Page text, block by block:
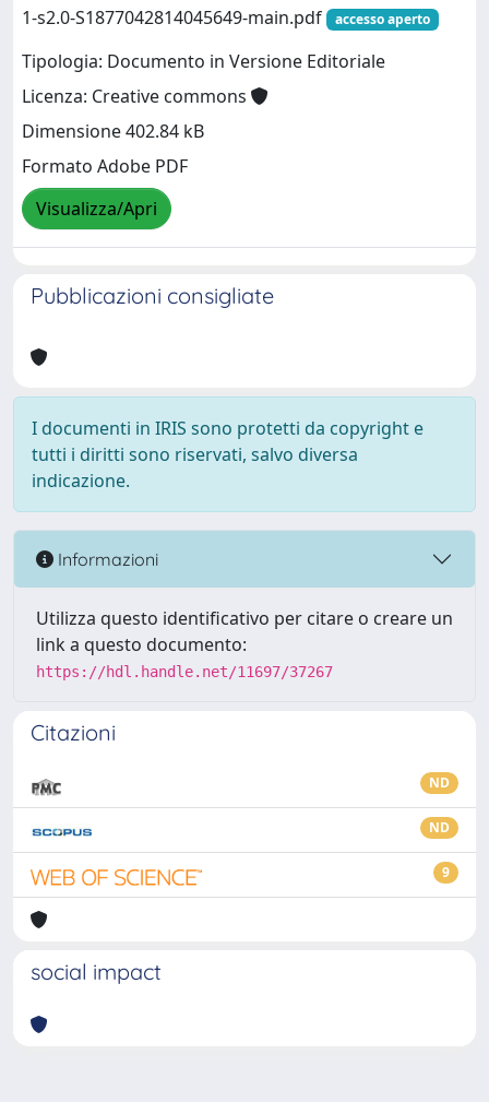
1-s2.0-S1877042814045649-main.pdf
accesso aperto
Tipologia: Documento in Versione Editoriale
Licenza: Creative commons
Dimensione 402.84 kB
Formato Adobe PDF
Visualizza/Apri
Pubblicazioni consigliate
I documenti in IRIS sono protetti da copyright e
tutti i diritti sono riservati, salvo diversa
indicazione.
Informazioni
Utilizza questo identificativo per citare o creare un
link a questo documento:
https://hdl.handle.net/11697/37267
Citazioni
ND
ND
9
social impact